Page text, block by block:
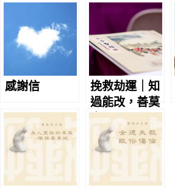
感謝信
挽救劫運｜知
過能改，善莫
大焉